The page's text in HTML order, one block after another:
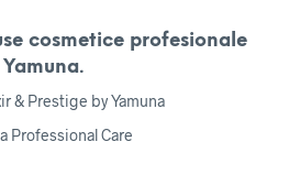
cosmetice profesionale
Yamuna.
& Prestige by Yamuna
Professional Care